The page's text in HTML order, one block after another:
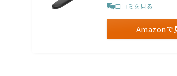
口コミを見る
Amazonで